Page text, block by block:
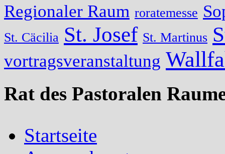
Regionaler Raum roratemesse
St. Cäcilia St. Josef St. Martinus
vortragsveranstaltung
Rat des Pastoralen
Startseite